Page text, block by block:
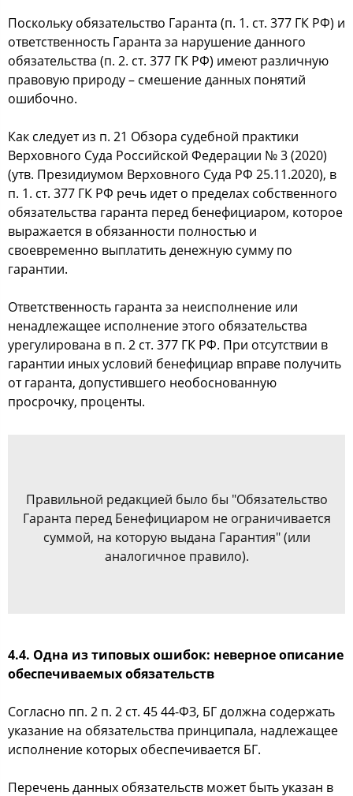
Поскольку обязательство Гаранта (п. 1. ст. 377 ГК РФ) и
ответственность Гаранта за нарушение данного
обязательства (п. 2. ст. 377 ГК РФ) имеют различную
правовую природу – смешение данных понятий
ошибочно.
Как следует из п. 21 Обзора судебной практики
Верховного Суда Российской Федерации № 3 (2020)
(утв. Президиумом Верховного Суда РФ 25.11.2020), в
п. 1. ст. 377 ГК РФ речь идет о пределах собственного
обязательства гаранта перед бенефициаром, которое
выражается в обязанности полностью и
своевременно выплатить денежную сумму по
гарантии.
Ответственность гаранта за неисполнение или
ненадлежащее исполнение этого обязательства
урегулирована в п. 2 ст. 377 ГК РФ. При отсутствии в
гарантии иных условий бенефициар вправе получить
от гаранта, допустившего необоснованную
просрочку, проценты.
Правильной редакцией было бы "Обязательство
Гаранта перед Бенефициаром не ограничивается
суммой, на которую выдана Гарантия" (или
аналогичное правило).
4.4. Одна из типовых ошибок: неверное описание
обеспечиваемых обязательств
Согласно пп. 2 п. 2 ст. 45 44-ФЗ, БГ должна содержать
указание на обязательства принципала, надлежащее
исполнение которых обеспечивается БГ.
Перечень данных обязательств может быть указан в